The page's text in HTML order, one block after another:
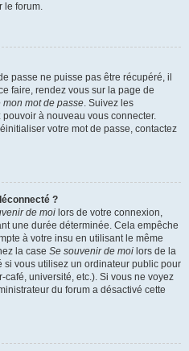
le forum.
passe ne puisse pas être récupéré, il
faire, rendez vous sur la page de
mon mot de passe. Suivez les
à nouveau vous connecter.
votre mot de passe, contactez
?
de moi lors de votre connexion,
une durée déterminée. Cela empêche
à votre insu en utilisant le même
la case Se souvenir de moi lors de la
si vous utilisez un ordinateur public pour
université, etc.). Si vous ne voyez
du forum a désactivé cette